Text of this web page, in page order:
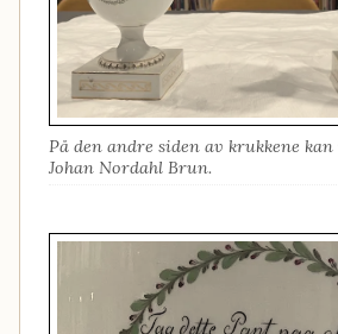
På den andre siden av krukkene
Johan Nordahl Brun.